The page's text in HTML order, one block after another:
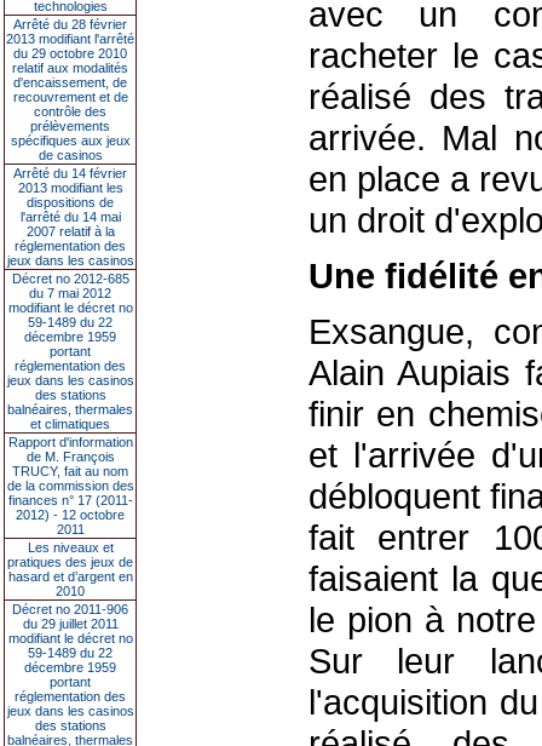
technologies
Arrêté du 28 février
2013 modifiant l'arrêté
du 29 octobre 2010
relatif aux modalités
d'encaissement, de
recouvrement et de
contrôle des
prélèvements
spécifiques aux jeux
de casinos
Arrêté du 14 février
2013 modifiant les
dispositions de
l'arrêté du 14 mai
2007 relatif à la
réglementation des
jeux dans les casinos
Décret no 2012-685
du 7 mai 2012
modifiant le décret no
59-1489 du 22
décembre 1959
portant
réglementation des
jeux dans les casinos
des stations
balnéaires, thermales
et climatiques
Rapport d'information
de M. François
TRUCY, fait au nom
de la commission des
finances n° 17 (2011-
2012) - 12 octobre
2011
Les niveaux et
pratiques des jeux de
hasard et d’argent en
2010
Décret no 2011-906
du 29 juillet 2011
modifiant le décret no
59-1489 du 22
décembre 1959
portant
réglementation des
jeux dans les casinos
des stations
balnéaires, thermales
avec un
racheter le
réalisé des
arrivée. Mal
en place a
un droit
Une fidélité
Exsangue,
Alain Aupiais
finir en
et l'arrivée
débloquent
fait entrer
faisaient la
le pion à
Sur leur
l'acquisition